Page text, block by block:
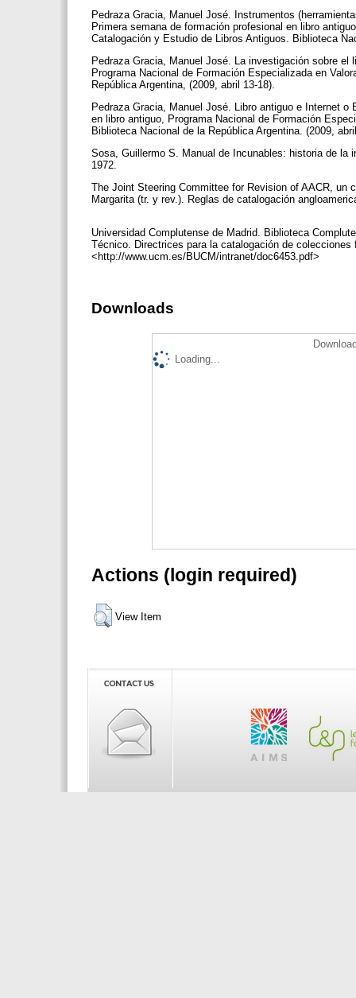
Pedraza Gracia, Manuel José. Instrumentos
Primera semana de formación profesional en libro
Catalogación y Estudio de Libros Antiguos. Biblioteca
Pedraza Gracia, Manuel José. La investigación sobre
Programa Nacional de Formación Especializada en
República Argentina, (2009, abril 13-18).
Pedraza Gracia, Manuel José. Libro antiguo e Internet
en libro antiguo, Programa Nacional de Formación
Biblioteca Nacional de la República Argentina. (2009,
Sosa, Guillermo S. Manual de Incunables: historia de
1972.
The Joint Steering Committee for Revision of AACR, un
Margarita (tr. y rev.). Reglas de catalogación
Universidad Complutense de Madrid. Biblioteca
Técnico. Directrices para la catalogación de
<http://www.ucm.es/BUCM/intranet/doc6453.pdf>
Downloads
Loading...
Actions (login required)
View Item